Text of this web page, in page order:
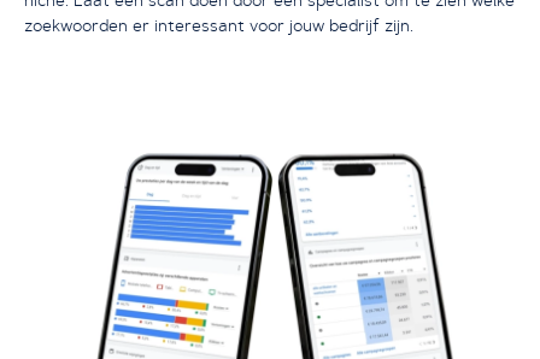
zoekwoorden er interessant voor jouw bedrijf zijn.